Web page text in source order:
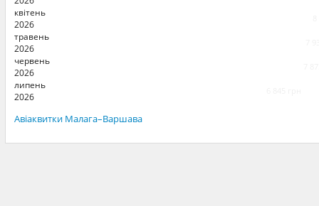
квітень
2026
травень
2026
червень
2026
липень
2026
Авіаквитки Малага–Варшава